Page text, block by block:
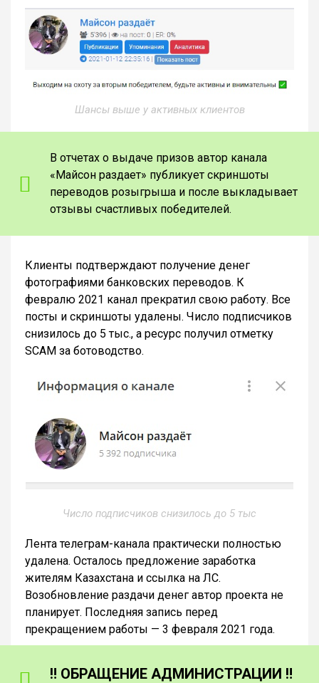
Шансы выше у активных клиентов
В отчетах о выдаче призов автор канала
«Майсон раздает» публикует скриншоты
переводов розыгрыша и после выкладывает
отзывы счастливых победителей.
Клиенты подтверждают получение денег
фотографиями банковских переводов. К
февралю 2021 канал прекратил свою работу. Все
посты и скриншоты удалены. Число подписчиков
снизилось до 5 тыс., а ресурс получил отметку
SCAM за ботоводство.
Число подписчиков снизилось до 5 тыс
Лента телеграм-канала практически полностью
удалена. Осталось предложение заработка
жителям Казахстана и ссылка на ЛС.
Возобновление раздачи денег автор проекта не
планирует. Последняя запись перед
прекращением работы — 3 февраля 2021 года.
‼️ ОБРАЩЕНИЕ АДМИНИСТРАЦИИ ‼️